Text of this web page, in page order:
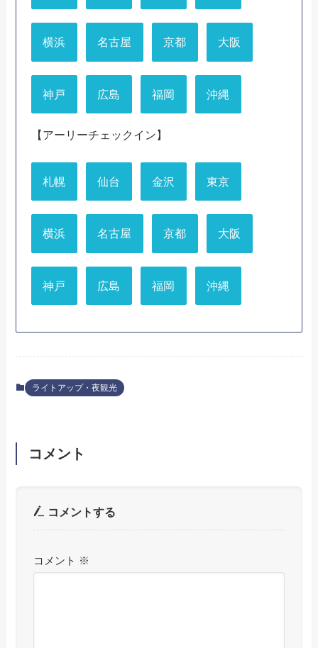
横浜 名古屋 京都 大阪
神戸 広島 福岡 沖縄
【アーリーチェックイン】
札幌 仙台 金沢 東京
横浜 名古屋 京都 大阪
神戸 広島 福岡 沖縄
ライトアップ・夜観光
コメント
コメントする
コメント ※